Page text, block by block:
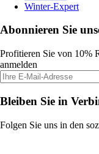
Winter-Expert
Abonnieren Sie
Profitieren Sie von 10%
anmelden
Bleiben Sie in
Folgen Sie uns in den